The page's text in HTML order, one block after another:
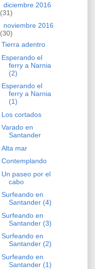
diciembre 2016
(31)
noviembre 2016
(30)
Tierra adentro
Esperando el
ferry a Narnia
(2)
Esperando el
ferry a Narnia
(1)
Los cortados
Varado en
Santander
Alta mar
Contemplando
Un paseo por el
cabo
Surfeando en
Santander (4)
Surfeando en
Santander (3)
Surfeando en
Santander (2)
Surfeando en
Santander (1)